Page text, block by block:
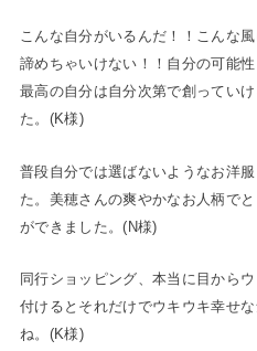
こんな自分がいるんだ！！こんな
諦めちゃいけない！！自分の可能
最高の自分は自分次第で創ってい
た。(K様)
普段自分では選ばないようなお洋
た。美穂さんの爽やかなお人柄で
ができました。(N様)
同行ショッピング、本当に目から
付けるとそれだけでウキウキ幸せ
ね。(K様)